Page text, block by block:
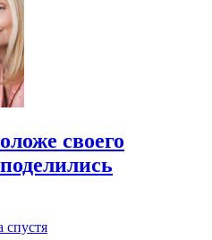
своего
спустя